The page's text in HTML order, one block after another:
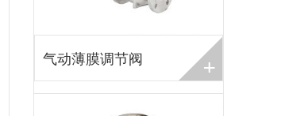
气动薄膜调节阀 +